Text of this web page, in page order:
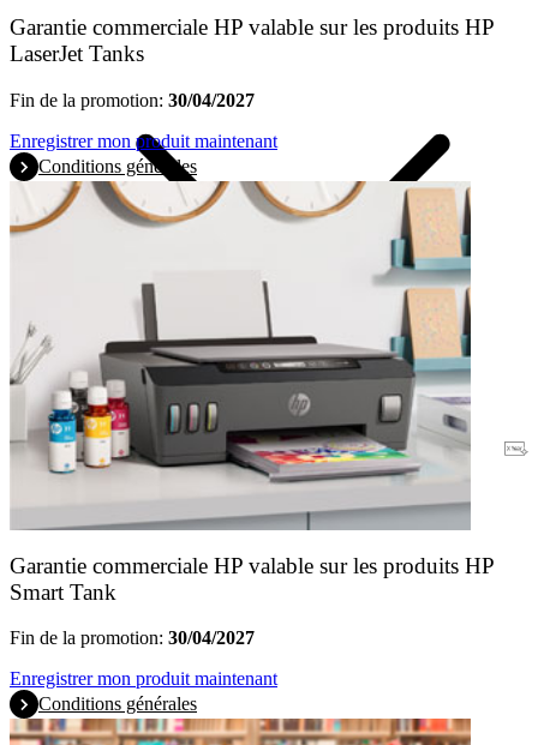
Garantie
Garantie commerciale HP valable sur les produits HP
LaserJet Tanks
Fin de la promotion: 30/04/2027
Enregistrer mon produit maintenant
Conditions générales
Garantie commerciale HP valable sur les produits HP
Smart Tank
Fin de la promotion: 30/04/2027
Enregistrer mon produit maintenant
Conditions générales